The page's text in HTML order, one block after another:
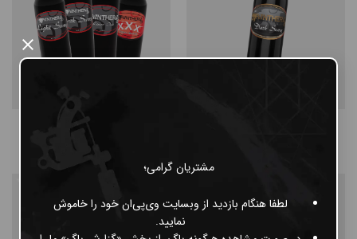
مشتریان گرامی؛
لطفا هنگام بازدید از وبسایت وی‌پی‌ان خود را خاموش
نمایید.
×
18,000,000